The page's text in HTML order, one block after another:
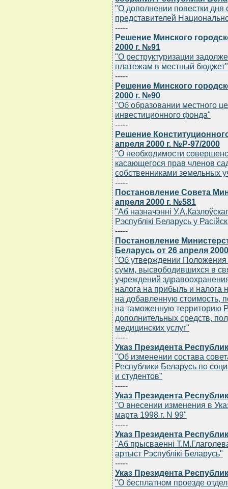
"О дополнении повестки
представителей
-----
Решение Минского
2000 г. №91
"О реструктуризации
платежам в местный бюджет"
-----
Решение Минского
2000 г. №90
"Об образовании местного
инвестиционного фонда"
-----
Решение
апреля 2000 г. №Р-97/2000
"О необходимости
касающегося прав членов
собственниками земельных
-----
Постановление Совета
апреля 2000 г. №581
"Аб назначэннi
Рэспублiкi Беларусь у
-----
Постановление
Беларусь от 26 апреля
"Об утверждении Положения
сумм, высвободившихся в
учреждений
налога на прибыль и налога
на добавленную стоимость,
на таможенную территорию
дополнительных средств,
медицинских услуг"
-----
Указ Президента
"Об изменении состава
Республики Беларусь по
и студентов"
-----
Указ Президента
"О внесении изменения в
марта 1998 г. N 99"
-----
Указ Президента
"Аб прысваеннi
артыст Рэспублiкi Беларусь"
-----
Указ Президента
"О бесплатном проезде